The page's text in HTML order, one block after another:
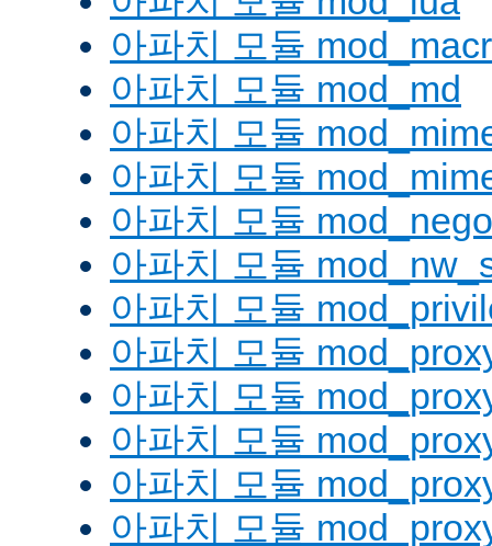
아파치 모듈
아파치 모듈 mod_md
아파치 모듈
아파치 모듈
아파치 모듈
아파치 모듈
아파치 모듈
아파치 모듈
아파치 모듈
아파치 모듈
아파치 모듈
아파치 모듈